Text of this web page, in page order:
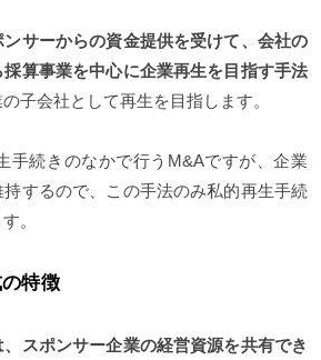
サーからの資金提供を受けて、会社の
算事業を中心に企業再生を目指す手法
子会社として再生を目指します。
手続きのなかで行うM&Aですが、企業
するので、この手法のみ私的再生手続
。
特徴
スポンサー企業の経営資源を共有でき